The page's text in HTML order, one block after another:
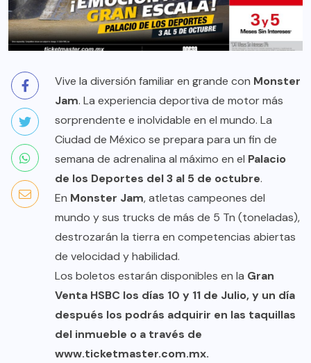
Vive la diversión familiar en grande con Monster
Jam. La experiencia deportiva de motor más
sorprendente e inolvidable en el mundo. La
Ciudad de México se prepara para un fin de
semana de adrenalina al máximo en el Palacio
de los Deportes del 3 al 5 de octubre.
En Monster Jam, atletas campeones del
mundo y sus trucks de más de 5 Tn (toneladas),
destrozarán la tierra en competencias abiertas
de velocidad y habilidad.
Los boletos estarán disponibles en la Gran
Venta HSBC los días 10 y 11 de Julio, y un día
después los podrás adquirir en las taquillas
del inmueble o a través de
www.ticketmaster.com.mx.